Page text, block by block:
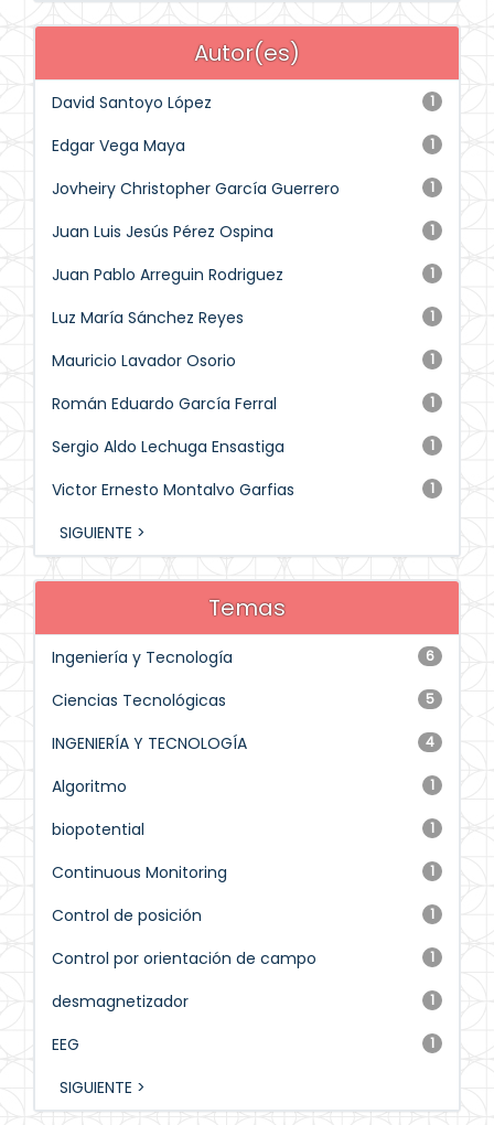
Autor(es)
1
David Santoyo López
1
Edgar Vega Maya
1
Jovheiry Christopher García Guerrero
1
Juan Luis Jesús Pérez Ospina
1
Juan Pablo Arreguin Rodriguez
1
Luz María Sánchez Reyes
1
Mauricio Lavador Osorio
1
Román Eduardo García Ferral
1
Sergio Aldo Lechuga Ensastiga
1
Victor Ernesto Montalvo Garfias
SIGUIENTE >
Temas
6
Ingeniería y Tecnología
5
Ciencias Tecnológicas
4
INGENIERÍA Y TECNOLOGÍA
1
Algoritmo
1
biopotential
1
Continuous Monitoring
1
Control de posición
1
Control por orientación de campo
1
desmagnetizador
1
EEG
SIGUIENTE >